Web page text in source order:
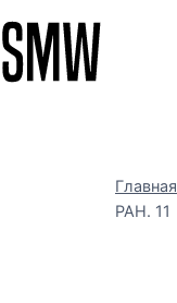
Главная
РАН. 11